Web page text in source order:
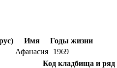
Имя
Годы жизни
Афанасия
1969
Код кладбища и ряд